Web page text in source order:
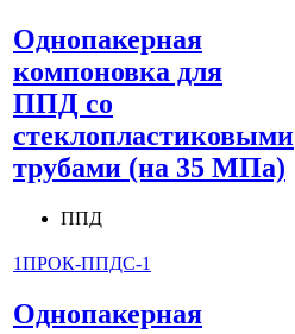
Однопакерная
компоновка для
ППД со
стеклопластиковыми
трубами (на 35 МПа)
ППД
1ПРОК-ППДС-1
Однопакерная